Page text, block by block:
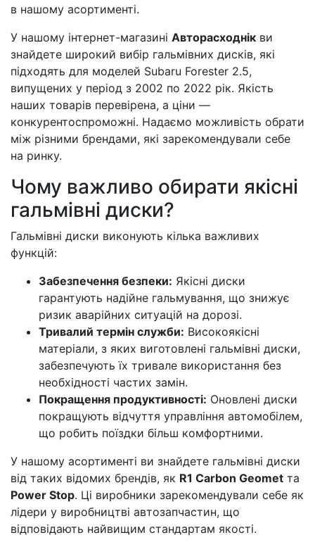
в нашому асортименті.
У нашому інтернет-магазині Авторасходнік ви
знайдете широкий вибір гальмівних дисків, які
підходять для моделей Subaru Forester 2.5,
випущених у період з 2002 по 2022 рік. Якість
наших товарів перевірена, а ціни —
конкурентоспроможні. Надаємо можливість обрати
між різними брендами, які зарекомендували себе
на ринку.
Чому важливо обирати якісні
гальмівні диски?
Гальмівні диски виконують кілька важливих
функцій:
Забезпечення безпеки: Якісні диски
гарантують надійне гальмування, що знижує
ризик аварійних ситуацій на дорозі.
Тривалий термін служби: Високоякісні
матеріали, з яких виготовлені гальмівні диски,
забезпечують їх тривале використання без
необхідності частих замін.
Покращення продуктивності: Оновлені диски
покращують відчуття управління автомобілем,
що робить поїздки більш комфортними.
У нашому асортименті ви знайдете гальмівні диски
від таких відомих брендів, як R1 Carbon Geomet та
Power Stop. Ці виробники зарекомендували себе як
лідери у виробництві автозапчастин, що
відповідають найвищим стандартам якості.